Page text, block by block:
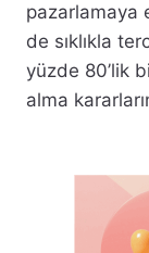
pazarlamaya
de sıklıkla
yüzde 80’lik
alma